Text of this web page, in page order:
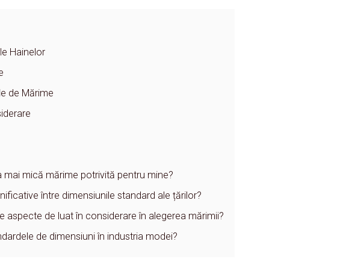
Hainelor
de Mărime
mai mică mărime potrivită pentru mine?
între dimensiunile standard ale țărilor?
aspecte de luat în considerare în alegerea mărimii?
de dimensiuni în industria modei?